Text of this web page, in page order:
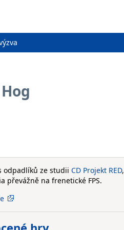
odpadlíků ze studii CD Projekt RED,
převážně na frenetické FPS.